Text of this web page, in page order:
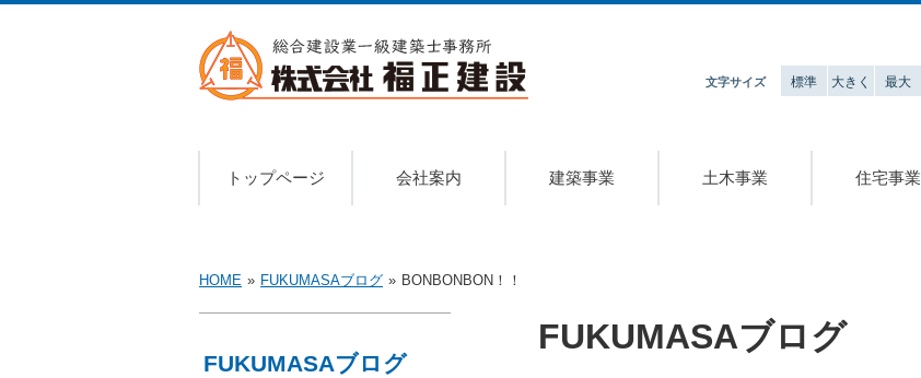
文字サイズ 最大
大きく
標準
トップページ 会社案内 建築事業 土木事業 住宅事業
HOME » FUKUMASAブログ » BONBONBON！！
FUKUMASAブログ
FUKUMASAブログ